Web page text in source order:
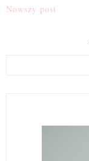
Nowszy post